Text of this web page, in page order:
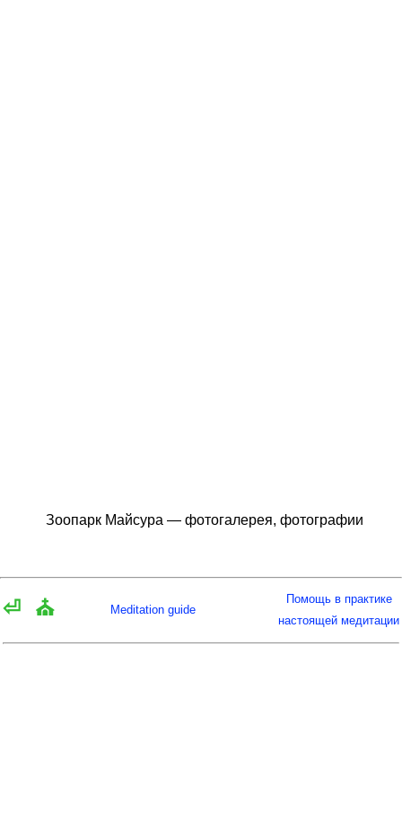
Зоопарк Майсура — фотогалерея, фотографии
⏎ ⛪ Meditation guide
Помощь в практике
настоящей медитации